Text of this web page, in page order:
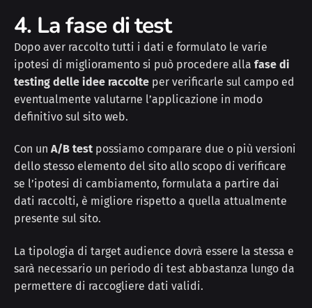
4. La fase di test
Dopo aver raccolto tutti i dati e formulato le varie
ipotesi di miglioramento si può procedere alla fase di
testing delle idee raccolte per verificarle sul campo ed
eventualmente valutarne l’applicazione in modo
definitivo sul sito web.
Con un A/B test possiamo comparare due o più versioni
dello stesso elemento del sito allo scopo di verificare
se l’ipotesi di cambiamento, formulata a partire dai
dati raccolti, è migliore rispetto a quella attualmente
presente sul sito.
La tipologia di target audience dovrà essere la stessa e
sarà necessario un periodo di test abbastanza lungo da
permettere di raccogliere dati validi.